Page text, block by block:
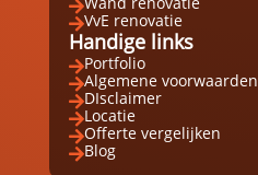

VvE renovatie
Handige links
Portfolio
Algemene voorwaarden
DIsclaimer
Locatie
Offerte vergelijken
Blog